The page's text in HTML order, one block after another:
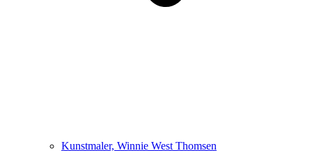
Kunstmaler, Winnie West Thomsen